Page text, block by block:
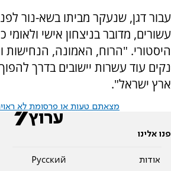
עבור דגן, שנעקר מביתו בשא-נור
עשורים, מדובר בניצחון אישי
היסטורי. "הרוח, האמונה, הנחישות
נקים עוד עשרות יישובים בדרך
ארץ ישראל".
מצאתם טעות או פרסומת לא
פנו אלינו
אודות
Pусский